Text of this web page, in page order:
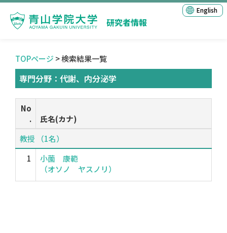
研究者情報
English
TOPページ > 検索結果一覧
専門分野：代謝、内分泌学
No
.
氏名(カナ)
教授 （1名）
1
小薗 康範
（オソノ ヤスノリ）